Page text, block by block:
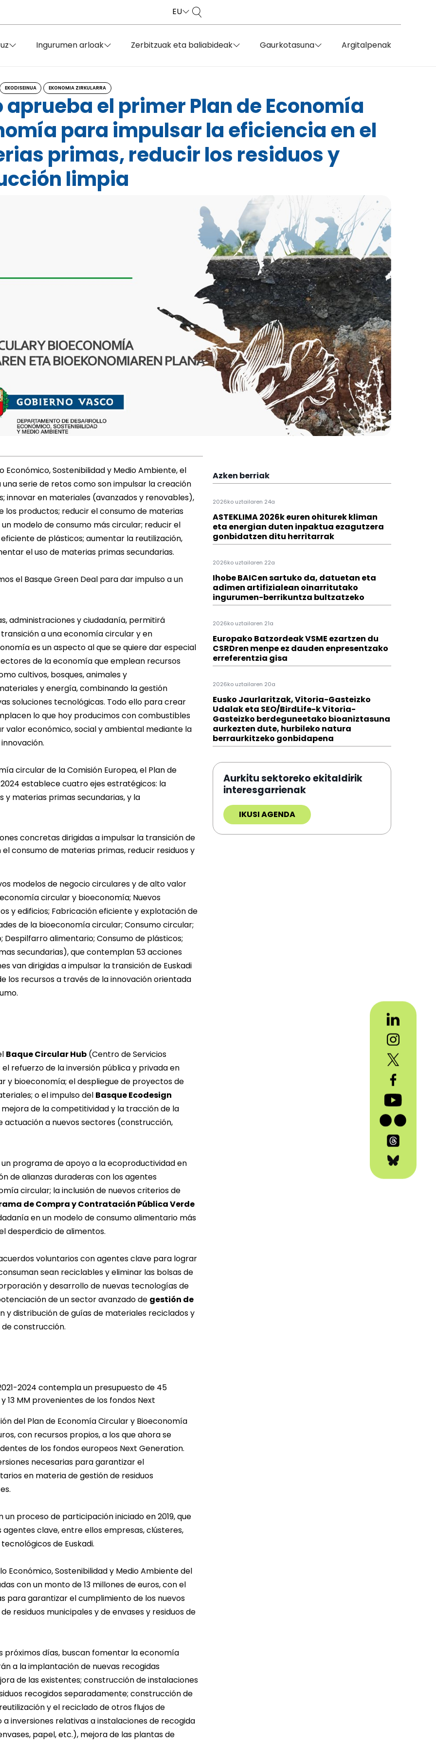
EU
Ingurumen arloak Zerbitzuak eta baliabideak Gaurkotasuna Argitalpenak
EKODISEINUA EKONOMIA ZIRKULARRA
aprueba el primer Plan de Economía
para impulsar la eficiencia en el
primas, reducir los residuos y
limpia
Sostenibilidad y Medio Ambiente, el
serie de retos como son impulsar la creación
innovar en materiales (avanzados y renovables),
productos; reducir el consumo de materias
modelo de consumo más circular; reducir el
de plásticos; aumentar la reutilización,
el uso de materias primas secundarias.
el Basque Green Deal para dar impulso a un
administraciones y ciudadanía, permitirá
a una economía circular y en
es un aspecto al que se quiere dar especial
de la economía que emplean recursos
cultivos, bosques, animales y
y energía, combinando la gestión
soluciones tecnológicas. Todo ello para crear
lo que hoy producimos con combustibles
valor económico, social y ambiental mediante la
circular de la Comisión Europea, el Plan de
establece cuatro ejes estratégicos: la
y materias primas secundarias, y la
concretas dirigidas a impulsar la transición de
consumo de materias primas, reducir residuos y
modelos de negocio circulares y de alto valor
circular y bioeconomía; Nuevos
y edificios; Fabricación eficiente y explotación de
de la bioeconomía circular; Consumo circular;
alimentario; Consumo de plásticos;
secundarias), que contemplan 53 acciones
van dirigidas a impulsar la transición de Euskadi
los recursos a través de la innovación orientada
Baque Circular Hub (Centro de Servicios
refuerzo de la inversión pública y privada en
y bioeconomía; el despliegue de proyectos de
o el impulso del Basque Ecodesign
de la competitividad y la tracción de la
actuación a nuevos sectores (construcción,
programa de apoyo a la ecoproductividad en
de alianzas duraderas con los agentes
circular; la inclusión de nuevos criterios de
de Compra y Contratación Pública Verde
en un modelo de consumo alimentario más
desperdicio de alimentos.
voluntarios con agentes clave para lograr
sean reciclables y eliminar las bolsas de
y desarrollo de nuevas tecnologías de
de un sector avanzado de gestión de
y distribución de guías de materiales reciclados y
construcción.
2024 contempla un presupuesto de 45
13 MM provenientes de los fondos Next
del Plan de Economía Circular y Bioeconomía
con recursos propios, a los que ahora se
de los fondos europeos Next Generation.
necesarias para garantizar el
en materia de gestión de residuos
proceso de participación iniciado en 2019, que
clave, entre ellos empresas, clústeres,
de Euskadi.
Económico, Sostenibilidad y Medio Ambiente del
con un monto de 13 millones de euros, con el
para garantizar el cumplimiento de los nuevos
residuos municipales y de envases y residuos de
próximos días, buscan fomentar la economía
a la implantación de nuevas recogidas
de las existentes; construcción de instalaciones
recogidos separadamente; construcción de
y el reciclado de otros flujos de
inversiones relativas a instalaciones de recogida
papel, etc.), mejora de las plantas de
Azken berriak
2026ko uztailaren 24a
ASTEKLIMA 2026k euren ohiturek kliman
eta energian duten inpaktua ezagutzera
gonbidatzen ditu herritarrak
2026ko uztailaren 22a
Ihobe BAICen sartuko da, datuetan eta
adimen artifizialean oinarritutako
ingurumen-berrikuntza bultzatzeko
2026ko uztailaren 21a
Europako Batzordeak VSME ezartzen du
CSRDren menpe ez dauden enpresentzako
erreferentzia gisa
2026ko uztailaren 20a
Eusko Jaurlaritzak, Vitoria-Gasteizko
Udalak eta SEO/BirdLife-k Vitoria-
Gasteizko berdeguneetako bioaniztasuna
aurkezten dute, hurbileko natura
berraurkitzeko gonbidapena
Aurkitu sektoreko ekitaldirik
interesgarrienak
IKUSI AGENDA